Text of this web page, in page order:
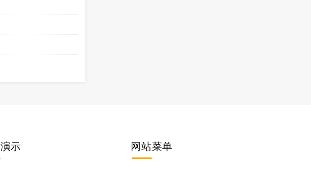
演示 网站菜单